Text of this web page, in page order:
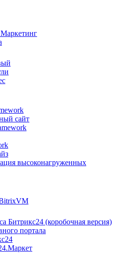
сайт
высоконагруженных
Битрикс24 (коробочная версия)
портала